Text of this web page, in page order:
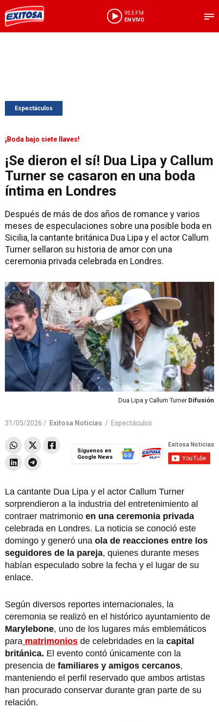
95.5 FM
EN VIVO
Espectáculos
¡Boda bajo siete llaves!
¡Se dieron el sí! Dua Lipa y Callum
Turner se casaron en una boda
íntima en Londres
Después de más de dos años de romance y varios
meses de especulaciones sobre una posible boda en
Sicilia, la cantante británica Dua Lipa y el actor Callum
Turner sellaron su historia de amor con una
ceremonia privada celebrada en Londres.
Dua Lipa y Callum Turner Difusión
31/05/2026 / Exitosa Noticias / Espectáculos
Síguenos en
Google News
La cantante Dua Lipa y el actor Callum Turner
sorprendieron a la industria del entretenimiento al
contraer matrimonio en una ceremonia privada
celebrada en Londres. La noticia se conoció este
domingo y generó una ola de reacciones entre los
seguidores de la pareja, quienes durante meses
habían especulado sobre la fecha y el lugar de su
enlace.
Según diversos reportes internacionales, la
ceremonia se realizó en el histórico ayuntamiento de
Marylebone, uno de los lugares más emblemáticos
para matrimonios de celebridades en la capital
británica. El evento contó únicamente con la
presencia de familiares y amigos cercanos,
manteniendo el perfil reservado que ambos artistas
han procurado conservar durante gran parte de su
relación.